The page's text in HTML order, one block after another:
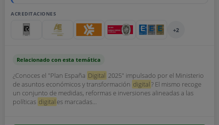
ACREDITACIONES
+2
Relacionado con esta temática
¿Conoces el "Plan España Digital 2025" impulsado por el Ministerio
de asuntos económicos y transformación digital? El mismo recoge
un conjunto de medidas, reformas e inversiones alineadas a las
políticas digital es marcadas...